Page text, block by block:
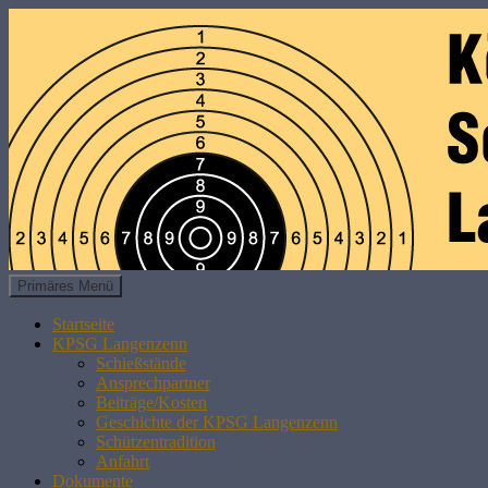
KPSG LANGENZENN
Suchen
Primäres Menü
Inhalt
Startseite
KPSG Langenzenn
Schießstände
Ansprechpartner
Beiträge/Kosten
Geschichte der KPSG Langenzenn
Schützentradition
Anfahrt
Dokumente